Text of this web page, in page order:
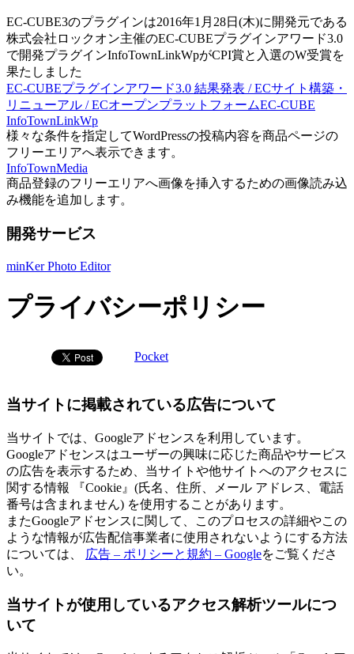
EC-CUBE3のプラグインは2016年1月28日(木)に開発元である
株式会社ロックオン主催のEC-CUBEプラグインアワード3.0
で開発プラグインInfoTownLinkWpがCPI賞と入選のW受賞を
果たしました
EC-CUBEプラグインアワード3.0 結果発表 / ECサイト構築・
リニューアル / ECオープンプラットフォームEC-CUBE
InfoTownLinkWp
様々な条件を指定してWordPressの投稿内容を商品ページの
フリーエリアへ表示できます。
InfoTownMedia
商品登録のフリーエリアへ画像を挿入するための画像読み込
み機能を追加します。
開発サービス
minKer Photo Editor
プライバシーポリシー
Pocket
当サイトに掲載されている広告について
当サイトでは、Googleアドセンスを利用しています。
Googleアドセンスはユーザーの興味に応じた商品やサービス
の広告を表示するため、当サイトや他サイトへのアクセスに
関する情報 『Cookie』(氏名、住所、メール アドレス、電話
番号は含まれません) を使用することがあります。
またGoogleアドセンスに関して、このプロセスの詳細やこの
ような情報が広告配信事業者に使用されないようにする方法
については、
広告 – ポリシーと規約 – Googleをご覧くださ
い。
当サイトが使用しているアクセス解析ツールにつ
いて